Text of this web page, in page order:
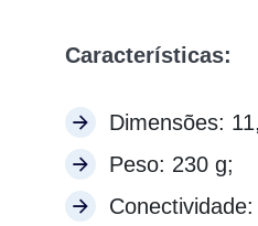
Características:
Dimensões:
Peso: 230 g;